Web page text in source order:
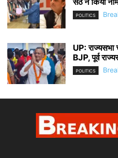
सेठ ने किया
POLITICS
UP: राज्यसभा
BJP, पूर्व
POLITICS